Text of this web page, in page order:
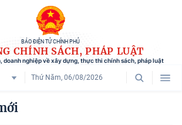
BÁO ĐIỆN TỬ CHÍNH PHỦ
CHÍNH SÁCH, PHÁP LUẬT
doanh nghiệp về xây dựng, thực thi chính sách, pháp luật
Thứ Năm, 06/08/2026